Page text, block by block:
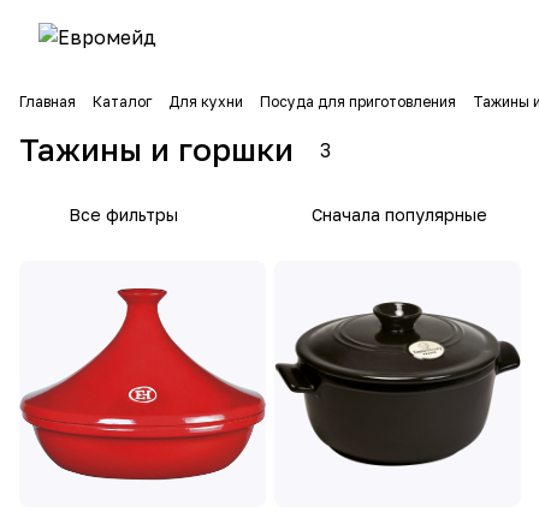
Главная Каталог Для кухни Посуда для приготовления Тажины
Тажины и горшки 3
Все фильтры Сначала популярные